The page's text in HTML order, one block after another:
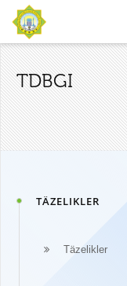
TDBGI
TÄZELIKLER
Täzelikler